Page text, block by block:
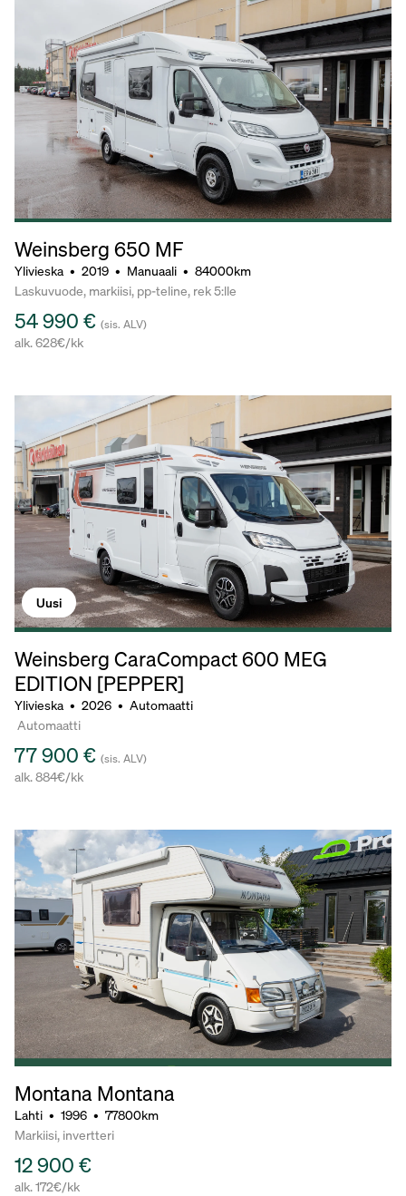
Weinsberg 650 MF
Ylivieska • 2019 • Manuaali • 84000km
Laskuvuode, markiisi, pp-teline, rek 5:lle
54 990 € (sis. ALV)
alk. 628€/kk
Uusi
Weinsberg CaraCompact 600 MEG
EDITION [PEPPER]
Ylivieska • 2026 • Automaatti
Automaatti
77 900 € (sis. ALV)
alk. 884€/kk
Montana Montana
Lahti • 1996 • 77800km
Markiisi, invertteri
12 900 €
alk. 172€/kk